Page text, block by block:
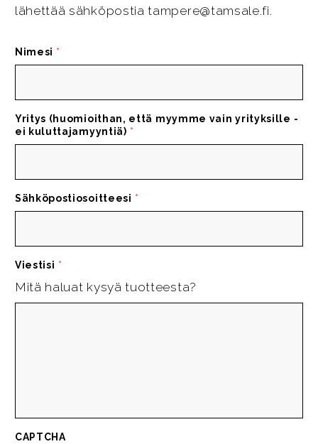
lähettää sähköpostia tampere@tamsale.fi.
Nimesi *
Yritys (huomioithan, että myymme vain yrityksille -
ei kuluttajamyyntiä) *
Sähköpostiosoitteesi *
Viestisi *
Mitä haluat kysyä tuotteesta?
CAPTCHA